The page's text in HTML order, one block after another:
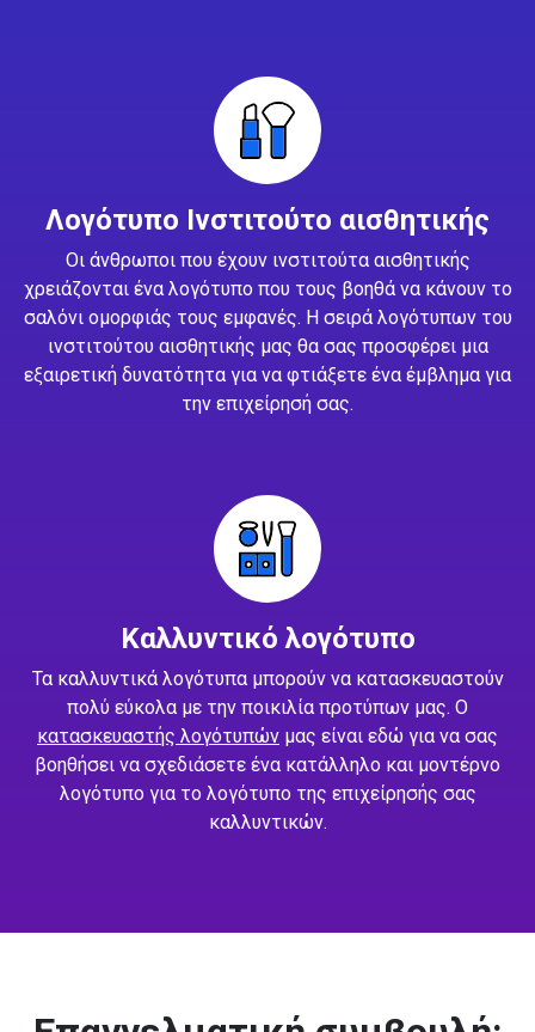
Λογότυπο Ινστιτούτο αισθητικής
Οι άνθρωποι που έχουν ινστιτούτα αισθητικής
χρειάζονται ένα λογότυπο που τους βοηθά να κάνουν το
σαλόνι ομορφιάς τους εμφανές. Η σειρά λογότυπων του
ινστιτούτου αισθητικής μας θα σας προσφέρει μια
εξαιρετική δυνατότητα για να φτιάξετε ένα έμβλημα για
την επιχείρησή σας.
Καλλυντικό λογότυπο
Τα καλλυντικά λογότυπα μπορούν να κατασκευαστούν
πολύ εύκολα με την ποικιλία προτύπων μας. Ο
κατασκευαστής λογότυπών μας είναι εδώ για να σας
βοηθήσει να σχεδιάσετε ένα κατάλληλο και μοντέρνο
λογότυπο για το λογότυπο της επιχείρησής σας
καλλυντικών.